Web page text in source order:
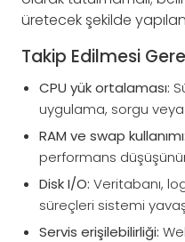
üretecek şekilde
Takip Edilmesi
CPU yük ortalaması:
uygulama, sorgu
RAM ve swap kullanımı:
performans
Disk I/O: Veritabanı,
süreçleri sistemi
Servis erişilebilirliği: